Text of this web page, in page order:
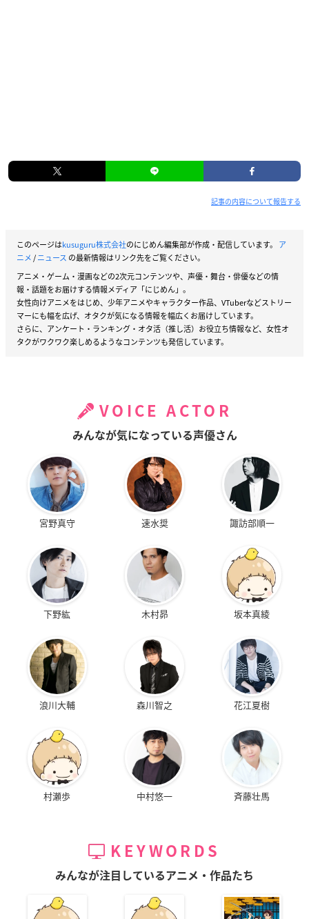
記事の内容について報告する
このページはkusuguru株式会社のにじめん編集部が作成・配信しています。 ア
ニメ/ニュース の最新情報はリンク先をご覧ください。
アニメ・ゲーム・漫画などの2次元コンテンツや、声優・舞台・俳優などの情
報・話題をお届けする情報メディア「にじめん」。
女性向けアニメをはじめ、少年アニメやキャラクター作品、VTuberなどストリー
マーにも幅を広げ、オタクが気になる情報を幅広くお届けしています。
さらに、アンケート・ランキング・オタ活（推し活）お役立ち情報など、女性オ
タクがワクワク楽しめるようなコンテンツも発信しています。
VOICE ACTOR
みんなが気になっている声優さん
宮野真守 速水奨 諏訪部順一
下野紘 木村昴 坂本真綾
浪川大輔 森川智之 花江夏樹
村瀬歩 中村悠一 斉藤壮馬
KEYWORDS
みんなが注目しているアニメ・作品たち